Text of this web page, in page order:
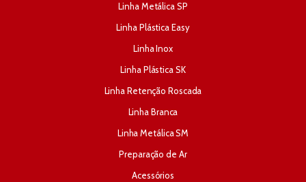
Linha Metálica SP
Linha Plástica Easy
Linha Inox
Linha Plástica SK
Linha Retenção Roscada
Linha Branca
Linha Metálica SM
Preparação de Ar
Acessórios